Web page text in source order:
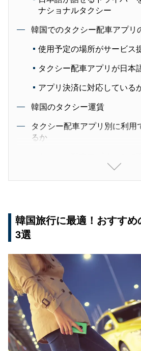
ナショナルタクシー
韓国でのタクシー配車アプリ
使用予定の場所がサービス
タクシー配車アプリが日本
アプリ決済に対応している
韓国のタクシー運賃
タクシー配車アプリ別に利用
るか
タクシー配車アプリを韓国で
ドライバーと車内でやり取
がある
韓国でタクシー配車アプリを
韓国旅行に最適！おすすめ
3選